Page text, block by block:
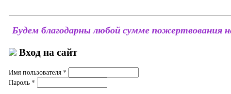
Будем благодарны любой сумме пожертвования
Вход на сайт
Имя пользователя *
Пароль *